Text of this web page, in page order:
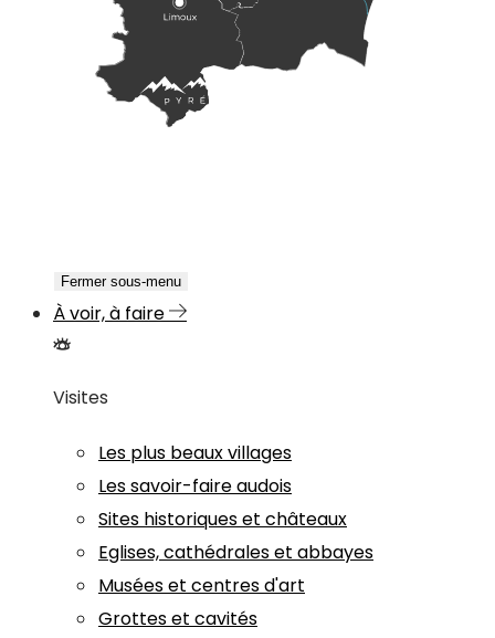
Fermer sous-menu
À voir, à faire
Visites
Les plus beaux villages
Les savoir-faire audois
Sites historiques et châteaux
Eglises, cathédrales et abbayes
Musées et centres d'art
Grottes et cavités